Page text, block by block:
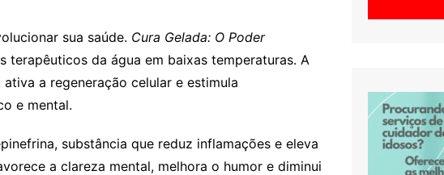
sua saúde. Cura Gelada: O Poder
terapêuticos da água em baixas temperaturas. A
a regeneração celular e estimula
e mental.
substância que reduz inflamações e eleva
a clareza mental, melhora o humor e diminui